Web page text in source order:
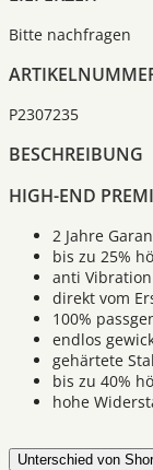
Bitte nachfragen
P2307235
BESCHREIBUNG
HIGH-END
2 Jahre
bis zu 25%
anti
direkt vom
100%
endlos
gehärtete
bis zu 40%
hohe
Unterschied von